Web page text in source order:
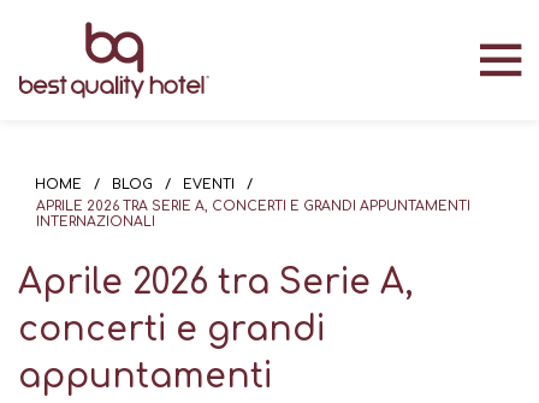
HOME / BLOG / EVENTI
/
APRILE 2026 TRA SERIE A, CONCERTI E GRANDI APPUNTAMENTI
INTERNAZIONALI
Aprile 2026 tra Serie A,
concerti e grandi
appuntamenti